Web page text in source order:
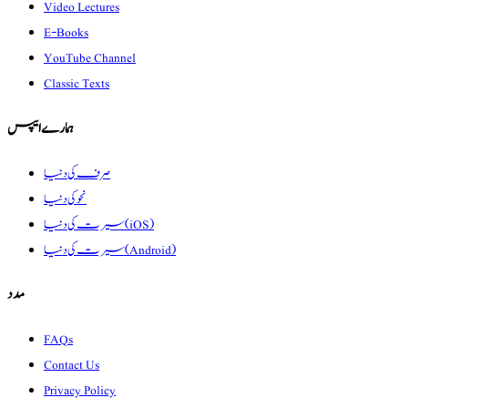
Video Lectures
E-Books
YouTube Channel
Classic Texts
ہمارے ایپس
صرف کی دنیا
نحو کی دنیا
سیرت کی دنیا (iOS)
سیرت کی دنیا (Android)
مدد
FAQs
Contact Us
Privacy Policy